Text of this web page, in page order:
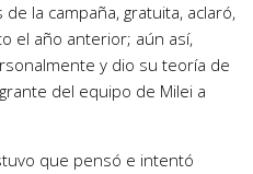
la campaña, gratuita, aclaró,
el año anterior; aún así,
y dio su teoría de
del equipo de Milei a
que pensó e intentó